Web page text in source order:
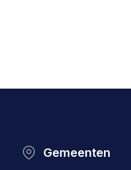
Gemeenten